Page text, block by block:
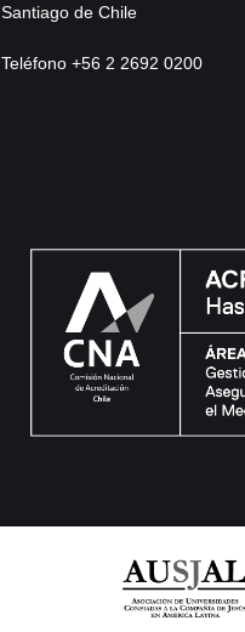
Santiago de Chile
Teléfono +56 2 2692 0200